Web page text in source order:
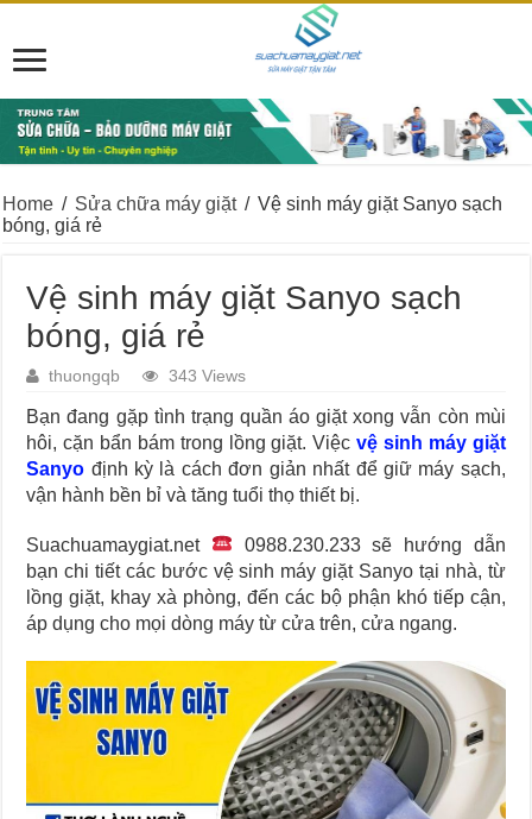
Home / Sửa chữa máy giặt / Vệ sinh máy giặt Sanyo sạch
bóng, giá rẻ
Vệ sinh máy giặt Sanyo sạch
bóng, giá rẻ
thuongqb 343 Views
Bạn đang gặp tình trạng quần áo giặt xong vẫn còn mùi
hôi, cặn bẩn bám trong lồng giặt. Việcvệ sinh máy giặt
Sanyo định kỳ là cách đơn giản nhất để giữ máy sạch,
vận hành bền bỉ và tăng tuổi thọ thiết bị.
Suachuamaygiat.net
0988.230.233 sẽ hướng dẫn
bạn chi tiết các bước vệ sinh máy giặt Sanyo tại nhà, từ
lồng giặt, khay xà phòng, đến các bộ phận khó tiếp cận,
áp dụng cho mọi dòng máy từ cửa trên, cửa ngang.